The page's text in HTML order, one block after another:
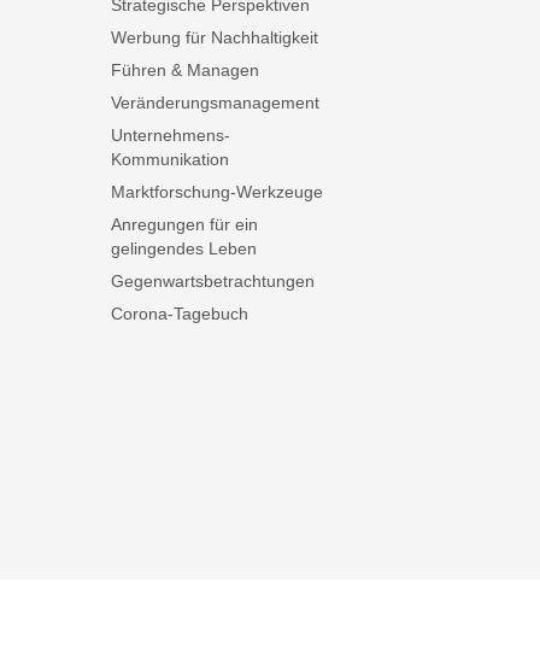
Strategische Perspektiven
Werbung für Nachhaltigkeit
Führen & Managen
Veränderungsmanagement
Unternehmens-
Kommunikation
Marktforschung-Werkzeuge
Anregungen für ein
gelingendes Leben
Gegenwartsbetrachtungen
Corona-Tagebuch